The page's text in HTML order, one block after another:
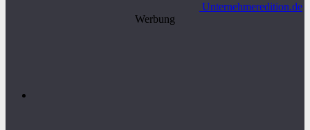
Unternehmeredition.de
Werbung